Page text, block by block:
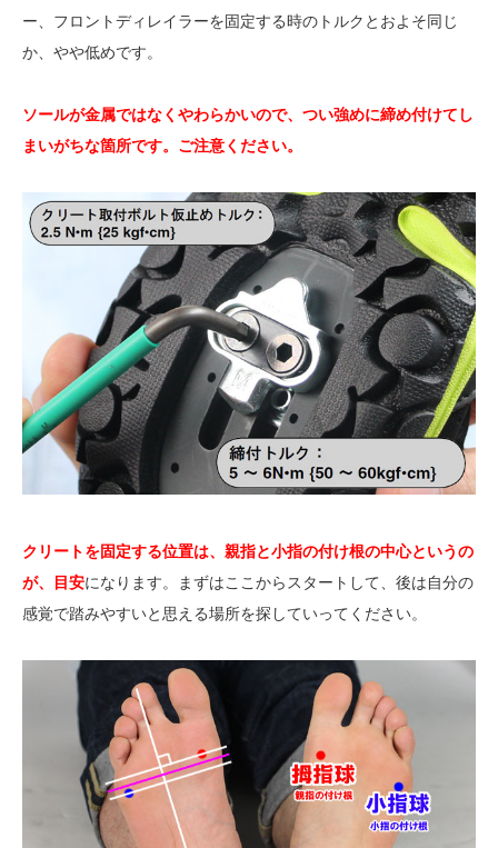
ー、フロントディレイラーを固定する時のトルクとおよそ同じ
か、やや低めです。
ソールが金属ではなくやわらかいので、つい強めに締め付けてし
まいがちな箇所です。ご注意ください。
クリートを固定する位置は、親指と小指の付け根の中心というの
が、目安になります。まずはここからスタートして、後は自分の
感覚で踏みやすいと思える場所を探していってください。